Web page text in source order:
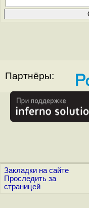
Партнёры:
Закладки на сайте
Проследить за
страницей